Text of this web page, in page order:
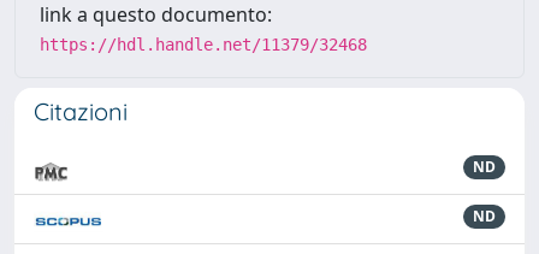
link a questo documento:
https://hdl.handle.net/11379/32468
Citazioni
ND
ND